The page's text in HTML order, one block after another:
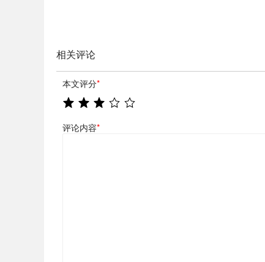
相关评论
本文评分*
评论内容*